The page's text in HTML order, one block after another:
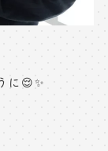
に😌✨